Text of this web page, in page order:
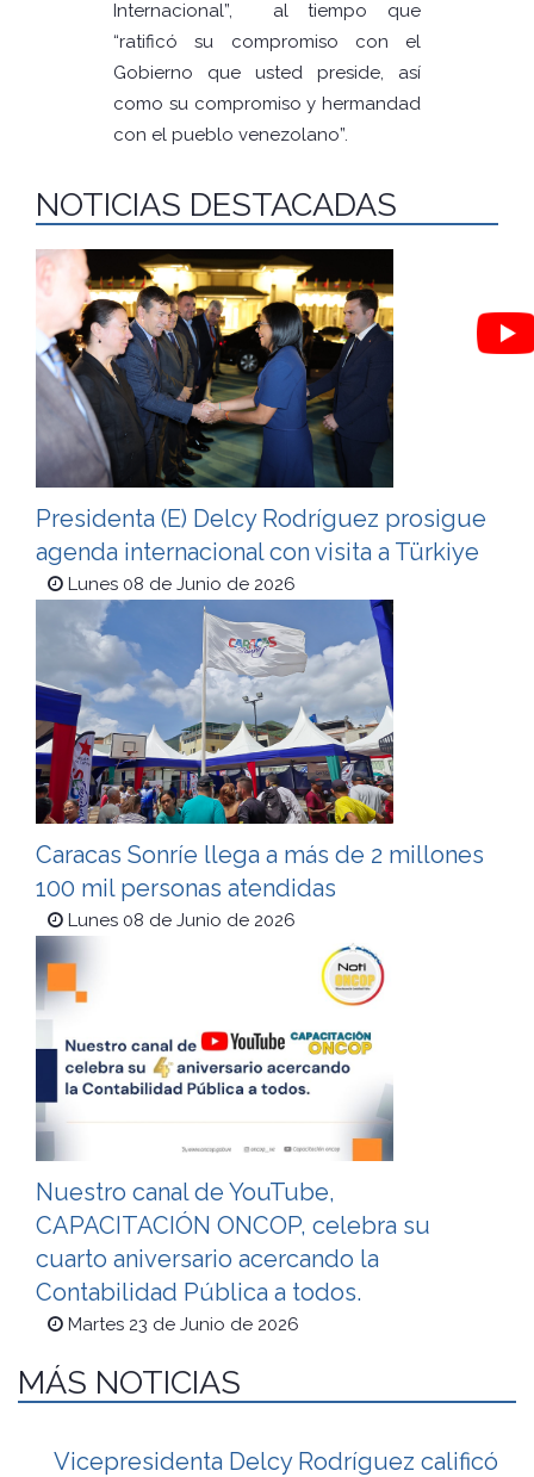
Internacional”, al tiempo que
“ratificó su compromiso con el
Gobierno que usted preside, así
como su compromiso y hermandad
con el pueblo venezolano”.
NOTICIAS DESTACADAS
Presidenta (E) Delcy Rodríguez prosigue
agenda internacional con visita a Türkiye
Lunes 08 de Junio de 2026
Caracas Sonríe llega a más de 2 millones
100 mil personas atendidas
Lunes 08 de Junio de 2026
Nuestro canal de YouTube,
CAPACITACIÓN ONCOP, celebra su
cuarto aniversario acercando la
Contabilidad Pública a todos.
Martes 23 de Junio de 2026
MÁS NOTICIAS
Vicepresidenta Delcy Rodríguez calificó